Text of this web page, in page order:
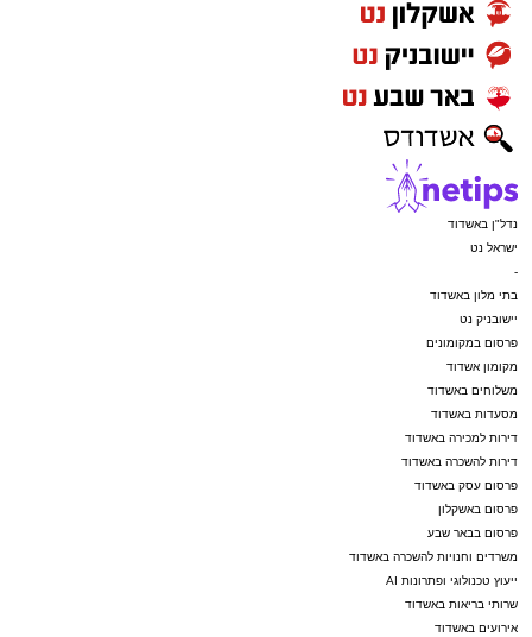
נדל"ן באשדוד
ישראל נט
-
בתי מלון באשדוד
יישובניק נט
פרסום במקומונים
מקומון אשדוד
משלוחים באשדוד
מסעדות באשדוד
דירות למכירה באשדוד
דירות להשכרה באשדוד
פרסום עסק באשדוד
פרסום באשקלון
פרסום בבאר שבע
משרדים וחנויות להשכרה באשדוד
ייעוץ טכנולוגי ופתרונות AI
שרותי בריאות באשדוד
אירועים באשדוד